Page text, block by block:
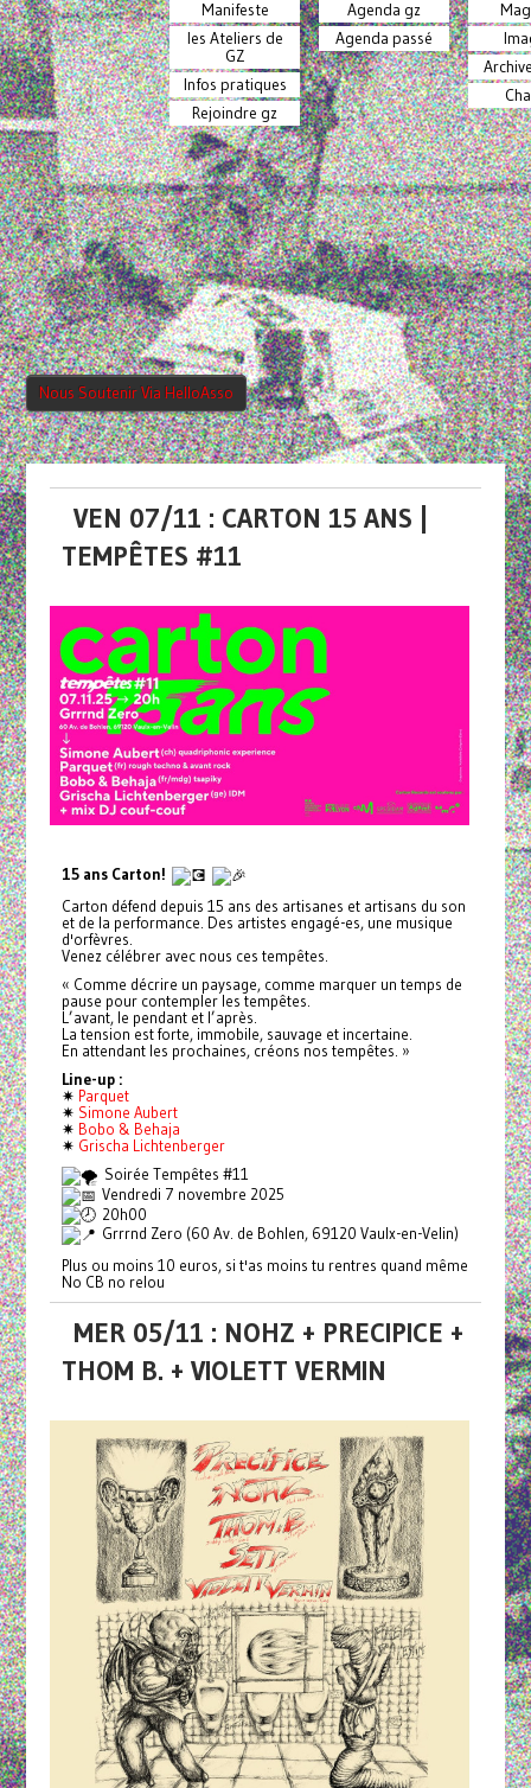
Manifeste
les Ateliers de
GZ
Infos pratiques
Rejoindre gz
Agenda gz
Agenda passé
Nous Soutenir Via HelloAsso
VEN 07/11 : CARTON 15 ANS |
TEMPÊTES #11
15 ans Carton!
Carton défend depuis 15 ans des artisanes et artisans du son
et de la performance. Des artistes engagé-es, une musique
d'orfèvres.
Venez célébrer avec nous ces tempêtes.
« Comme décrire un paysage, comme marquer un temps de
pause pour contempler les tempêtes.
L’avant, le pendant et l’après.
La tension est forte, immobile, sauvage et incertaine.
En attendant les prochaines, créons nos tempêtes. »
Line-up :
✷ Parquet
✷ Simone Aubert
✷ Bobo & Behaja
✷ Grischa Lichtenberger
Soirée Tempêtes #11
Vendredi 7 novembre 2025
20h00
Grrrnd Zero (60 Av. de Bohlen, 69120 Vaulx-en-Velin)
Plus ou moins 10 euros, si t'as moins tu rentres quand même
No CB no relou
MER 05/11 : NOHZ + PRECIPICE +
THOM B. + VIOLETT VERMIN